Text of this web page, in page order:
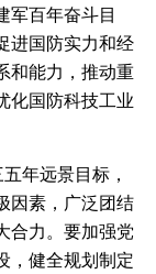
军百年奋斗目
进国防实力和经
和能力，推动重
化国防科技工业
年远景目标，
因素，广泛团结
合力。要加强党
，健全规划制定